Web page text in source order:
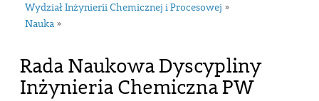
Wydział Inżynierii Chemicznej i Procesowej »
Nauka »
Rada Naukowa Dyscypliny
Inżynieria Chemiczna PW